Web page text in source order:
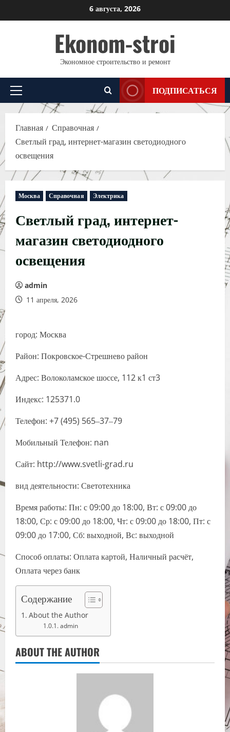
к
6 августа, 2026
Ekonom-stroi
Экономное строительство и ремонт
Основное
меню
ПОДПИСАТЬСЯ
Главная
Справочная
Светлый град, интернет-магазин светодиодного
освещения
Москва Справочная Электрика
Светлый град, интернет-
магазин светодиодного
освещения
admin
11 апреля, 2026
город: Москва
Район: Покровское-Стрешнево район
Адрес: Волоколамское шоссе, 112 к1 ст3
Индекс: 125371.0
Телефон: +7 (495) 565‒37‒79
Мобильный Телефон: nan
Сайт: http://www.svetli-grad.ru
вид деятельности: Светотехника
Время работы: Пн: с 09:00 до 18:00, Вт: с 09:00 до
18:00, Ср: с 09:00 до 18:00, Чт: с 09:00 до 18:00, Пт: с
09:00 до 17:00, Сб: выходной, Вс: выходной
Способ оплаты: Оплата картой, Наличный расчёт,
Оплата через банк
Содержание
About the Author
admin
ABOUT THE AUTHOR